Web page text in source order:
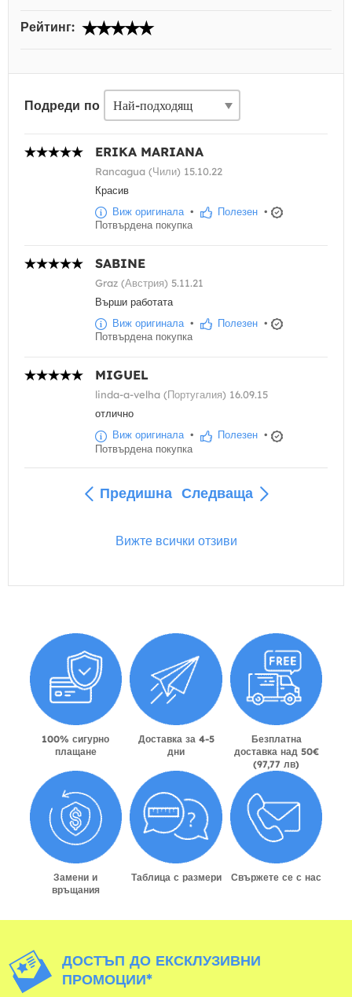
Рейтинг:
Подреди по
ERIKA MARIANA
Rancagua (Чили) 15.10.22
Красив
Виж оригинала• Полезен •
Потвърдена покупка
SABINE
Graz (Австрия) 5.11.21
Върши работата
Виж оригинала• Полезен •
Потвърдена покупка
MIGUEL
linda-a-velha (Португалия) 16.09.15
отлично
Виж оригинала• Полезен •
Потвърдена покупка
Предишна Следваща
Вижте всички отзиви
100% сигурно
плащане
Доставка за 4-5
дни
Безплатна
доставка над 50€
(97,77 лв)
Замени и
връщания
Таблица с размери Свържете се с нас
ДОСТЪП ДО ЕКСКЛУЗИВНИ
ПРОМОЦИИ*